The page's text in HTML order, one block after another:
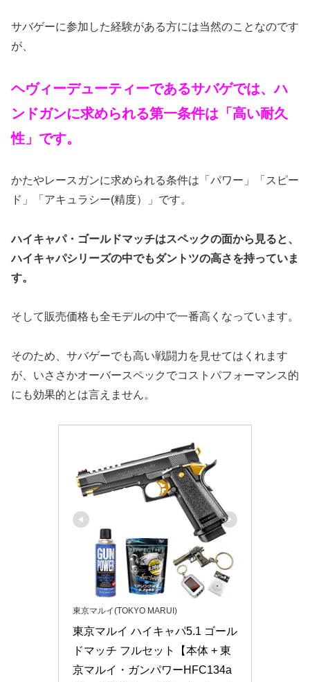
サバゲーに参加した経験がある方には当然のことなのです
が、
ヘヴィーデューティーであるサバゲでは、ハ
ンドガンに求められる第一条件は「高い耐久
性」です。
かたやレースガンに求められる条件は「パワー」「スピー
ド」「アキュラシー(精度）」です。
ハイキャパ・ゴールドマッチはスペックの面から見ると、
ハイキャパシリーズの中でもダントツの高さを持っていま
す。
そして販売価格も全モデルの中で一番高くなっています。
そのため、サバゲーでも高い戦闘力を見せてはくれます
が、いささかオーバースペックでコストパフォーマンス的
にも効果的とは言えません。
東京マルイ(TOKYO MARUI)
東京マルイ ハイキャパ5.1 ゴール
ドマッチ フルセット【本体 + 東
京マルイ・ガンパワーHFC134a